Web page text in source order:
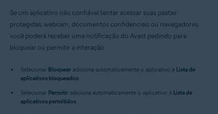
Se um aplicativo não confiável tentar acessar suas pastas
protegidas, webcam, documentos confidenciais ou navegadores,
você poderá receber uma notificação do Avast pedindo para
bloquear ou permitir a interação.
Selecionar Bloquear adiciona automaticamente o aplicativo à Lista de
aplicativos bloqueados.
Selecionar Permitir adiciona automaticamente o aplicativo à Lista de
aplicativos permitidos.